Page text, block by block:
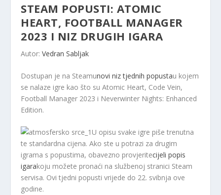
STEAM POPUSTI: ATOMIC
HEART, FOOTBALL MANAGER
2023 I NIZ DRUGIH IGARA
Autor:Vedran Sabljak
Dostupan je na Steamunovi niz tjednih popustau kojem
se nalaze igre kao što su Atomic Heart, Code Vein,
Football Manager 2023 i Neverwinter Nights: Enhanced
Edition.
U opisu svake igre piše trenutna
te standardna cijena. Ako ste u potrazi za drugim
igrama s popustima, obavezno provjeritecijeli popis
igarakoju možete pronaći na službenoj stranici Steam
servisa. Ovi tjedni popusti vrijede do 22. svibnja ove
godine.